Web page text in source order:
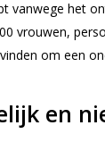
vanwege het
vrouwen,
om een
en